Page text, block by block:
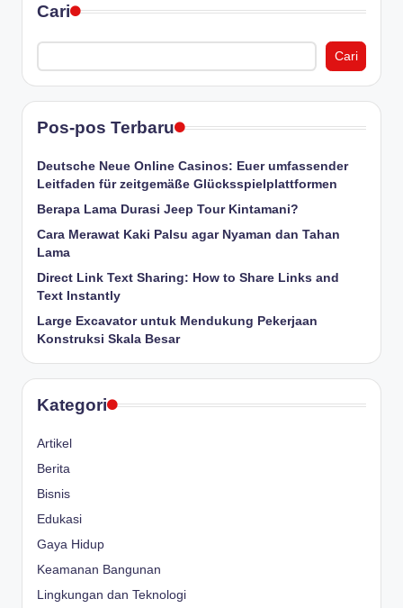
Cari
Cari
Pos-pos Terbaru
Deutsche Neue Online Casinos: Euer umfassender
Leitfaden für zeitgemäße Glücksspielplattformen
Berapa Lama Durasi Jeep Tour Kintamani?
Cara Merawat Kaki Palsu agar Nyaman dan Tahan
Lama
Direct Link Text Sharing: How to Share Links and
Text Instantly
Large Excavator untuk Mendukung Pekerjaan
Konstruksi Skala Besar
Kategori
Artikel
Berita
Bisnis
Edukasi
Gaya Hidup
Keamanan Bangunan
Lingkungan dan Teknologi